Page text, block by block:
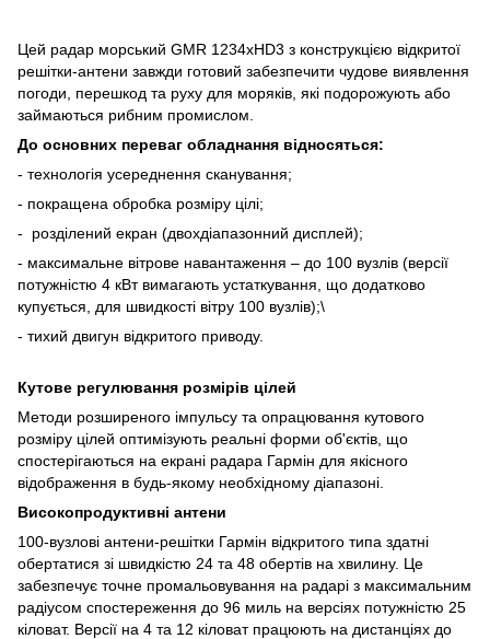
Цей радар морський GMR 1234хHD3 з конструкцією відкритої
решітки-антени завжди готовий забезпечити чудове виявлення
погоди
перешкод та руху для моряків які подорожують або
займаються рибним промислом
До основних переваг обладнання відносяться:
- технологія усереднення сканування;
- покращена обробка розміру цілі;
- розділений екран (двохдіапазонний дисплей);
- максимальне вітрове навантаження – до 100 вузлів (версії
потужністю 4 кВт вимагають устаткування, що додатково
купується, для швидкості вітру 100 вузлів);\
- тихий двигун відкритого приводу.
Кутове регулювання розмірів цілей
Методи розширеного імпульсу та опрацювання кутового
розміру цілей оптимізують реальні форми об'єктів, що
спостерігаються на екрані радара Гармін для якісного
відображення в будь-якому необхідному діапазоні.
Високопродуктивні антени
100-вузлові антени-решітки Гармін відкритого типа здатні
обертатися зі швидкістю 24 та 48 обертів на хвилину. Це
забезпечує точне промальовування на радарі з максимальним
радіусом спостереження до 96 миль на версіях потужністю 25
кіловат. Версії на 4 та 12 кіловат працюють на дистанціях до